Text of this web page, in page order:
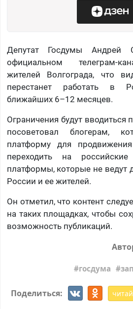
Депутат Госдумы Андрей
официальном телеграм-
жителей Волгограда, что
перестанет работать в
ближайших 6–12 месяцев.
Ограничения будут вводиться
посоветовал блогерам,
платформу для
переходить на
платформы, которые не ведут
России и ее жителей.
Он отметил, что контент
на таких площадках, чтобы
возможность публикаций.
госдума
Поделиться: